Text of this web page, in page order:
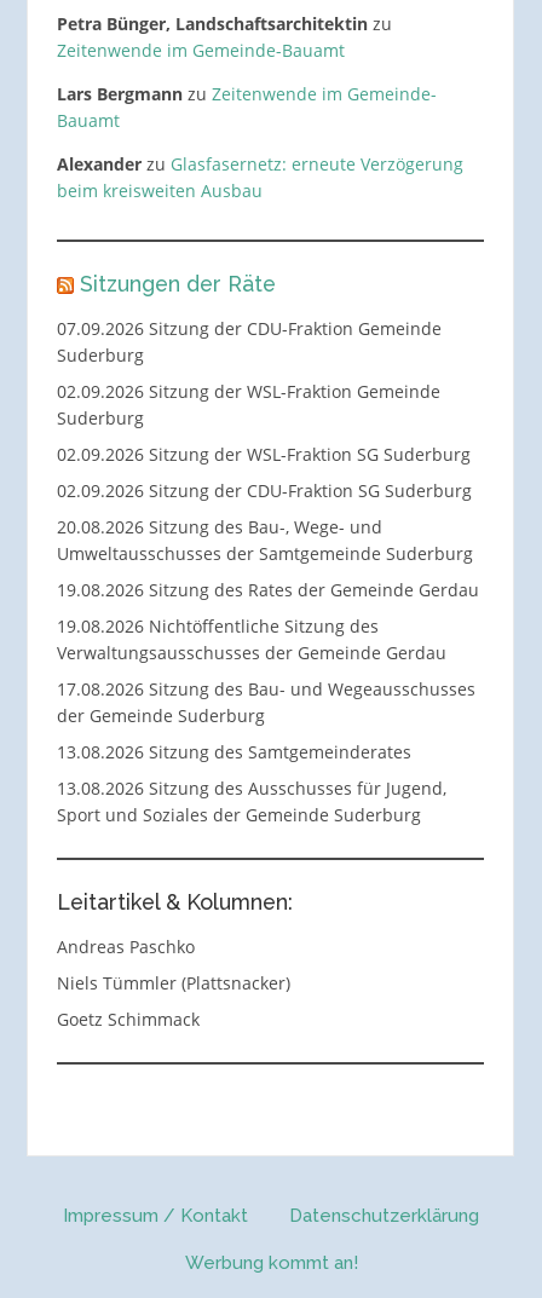
Petra Bünger, Landschaftsarchitektinzu
Zeitenwende im Gemeinde-Bauamt
Lars Bergmannzu Zeitenwende im Gemeinde-
Bauamt
Alexanderzu Glasfasernetz: erneute Verzögerung
beim kreisweiten Ausbau
Sitzungen der Räte
07.09.2026 Sitzung der CDU-Fraktion Gemeinde
Suderburg
02.09.2026 Sitzung der WSL-Fraktion Gemeinde
Suderburg
02.09.2026 Sitzung der WSL-Fraktion SG Suderburg
02.09.2026 Sitzung der CDU-Fraktion SG Suderburg
20.08.2026 Sitzung des Bau-, Wege- und
Umweltausschusses der Samtgemeinde Suderburg
19.08.2026 Sitzung des Rates der Gemeinde Gerdau
19.08.2026 Nichtöffentliche Sitzung des
Verwaltungsausschusses der Gemeinde Gerdau
17.08.2026 Sitzung des Bau- und Wegeausschusses
der Gemeinde Suderburg
13.08.2026 Sitzung des Samtgemeinderates
13.08.2026 Sitzung des Ausschusses für Jugend,
Sport und Soziales der Gemeinde Suderburg
Leitartikel & Kolumnen:
Andreas Paschko
Niels Tümmler (Plattsnacker)
Goetz Schimmack
Impressum / Kontakt Datenschutzerklärung
Werbung kommt an!